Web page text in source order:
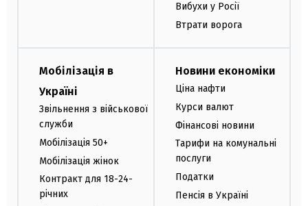
Вибухи у Росії
Втрати ворога
Мобілізація в
Україні
Звільнення з військової
служби
Мобілізація 50+
Мобілізація жінок
Контракт для 18-24-
річних
Новини економіки
Ціна нафти
Курси валют
Фінансові новини
Тарифи на комунальні
послуги
Податки
Пенсія в Україні